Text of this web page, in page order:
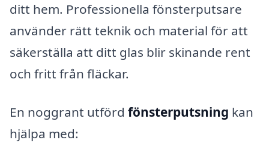
ditt hem. Professionella fönsterputsare
använder rätt teknik och material för att
säkerställa att ditt glas blir skinande rent
och fritt från fläckar.
En noggrant utförd fönsterputsning kan
hjälpa med: